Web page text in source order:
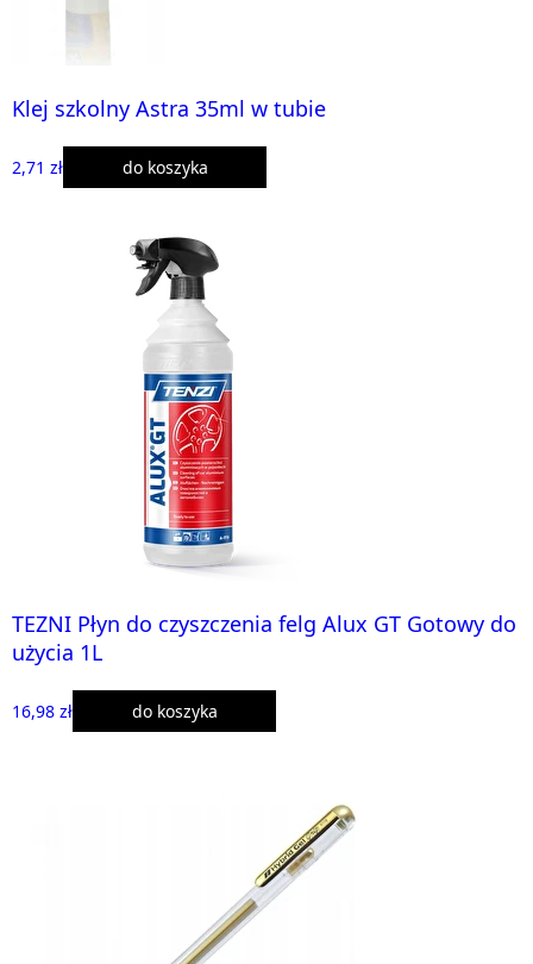
Klej szkolny Astra 35ml w tubie
2,71 zł do koszyka
TEZNI Płyn do czyszczenia felg Alux GT Gotowy do
użycia 1L
16,98 zł do koszyka